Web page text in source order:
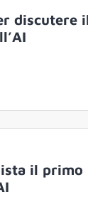
discutere
il primo